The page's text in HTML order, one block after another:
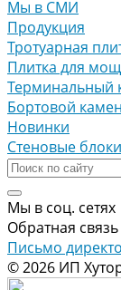
Мы в СМИ
Продукция
Тротуарная
Плитка для
Терминальный
Бортовой
Новинки
Стеновые блоки
Мы в соц. сетях
Обратная связь
Письмо
© 2026 ИП